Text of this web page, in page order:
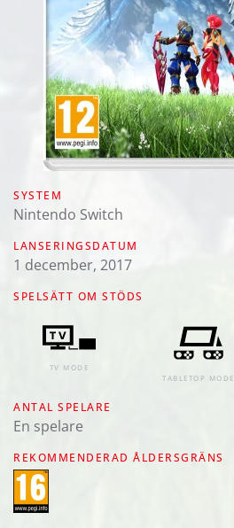
SYSTEM
Nintendo Switch
LANSERINGSDATUM
1 december, 2017
SPELSÄTT OM STÖDS
TV MODE
TABLETOP MODE
ANTAL SPELARE
En spelare
REKOMMENDERAD ÅLDERSGRÄNS